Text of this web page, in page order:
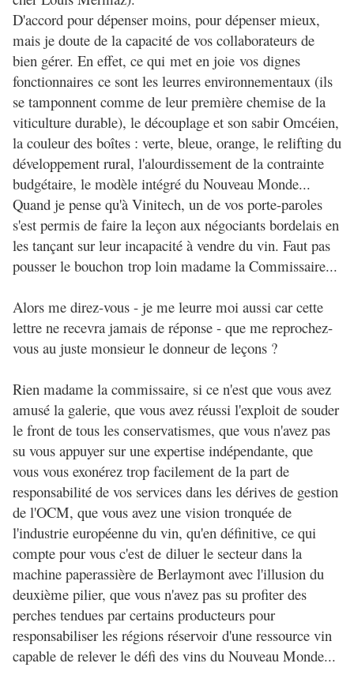
D'accord pour dépenser moins, pour dépenser mieux,
mais je doute de la capacité de vos collaborateurs de
bien gérer. En effet, ce qui met en joie vos dignes
fonctionnaires ce sont les leurres environnementaux (ils
se tamponnent comme de leur première chemise de la
viticulture durable), le découplage et son sabir Omcéien,
la couleur des boîtes : verte, bleue, orange, le relifting du
développement rural, l'alourdissement de la contrainte
budgétaire, le modèle intégré du Nouveau Monde...
Quand je pense qu'à Vinitech, un de vos porte-paroles
s'est permis de faire la leçon aux négociants bordelais en
les tançant sur leur incapacité à vendre du vin. Faut pas
pousser le bouchon trop loin madame la Commissaire...
Alors me direz-vous - je me leurre moi aussi car cette
lettre ne recevra jamais de réponse - que me reprochez-
vous au juste monsieur le donneur de leçons ?
Rien madame la commissaire, si ce n'est que vous avez
amusé la galerie, que vous avez réussi l'exploit de souder
le front de tous les conservatismes, que vous n'avez pas
su vous appuyer sur une expertise indépendante, que
vous vous exonérez trop facilement de la part de
responsabilité de vos services dans les dérives de gestion
de l'OCM, que vous avez une vision tronquée de
l'industrie européenne du vin, qu'en définitive, ce qui
compte pour vous c'est de diluer le secteur dans la
machine paperassière de Berlaymont avec l'illusion du
deuxième pilier, que vous n'avez pas su profiter des
perches tendues par certains producteurs pour
responsabiliser les régions réservoir d'une ressource vin
capable de relever le défi des vins du Nouveau Monde...